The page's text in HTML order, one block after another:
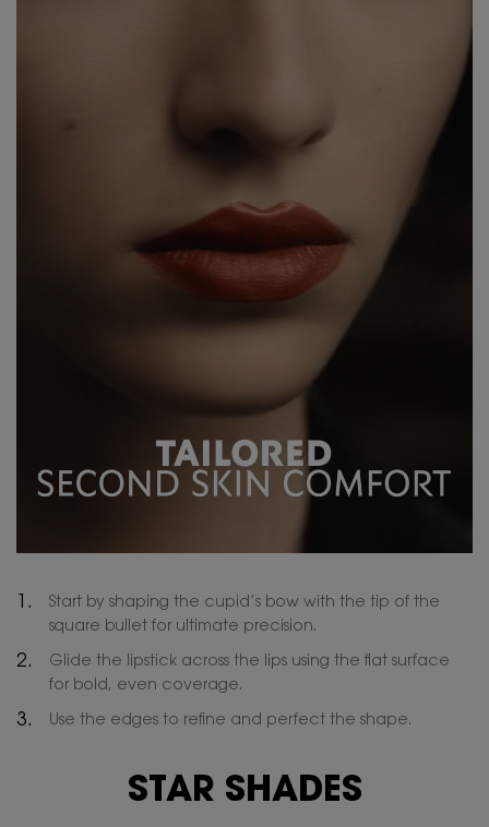
Start by shaping the cupid’s bow with the tip of the
square bullet for ultimate precision.
Glide the lipstick across the lips using the flat surface
for bold, even coverage.
Use the edges to refine and perfect the shape.
STAR SHADES